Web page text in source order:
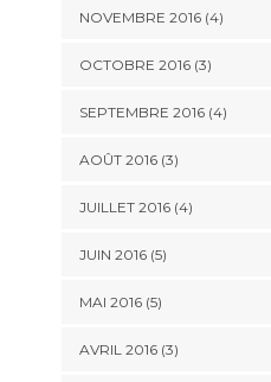
NOVEMBRE 2016(4)
OCTOBRE 2016(3)
SEPTEMBRE 2016(4)
AOÛT 2016(3)
JUILLET 2016(4)
JUIN 2016(5)
MAI 2016(5)
AVRIL 2016(3)